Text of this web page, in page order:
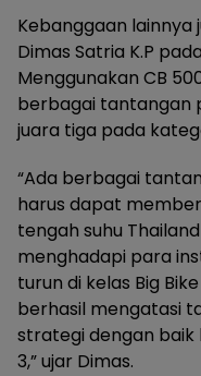
Kebanggaan
Dimas Satria K.P
Menggunakan CB
berbagai tantangan
juara tiga pada
“Ada berbagai
harus dapat
tengah suhu
menghadapi para
turun di kelas Big
berhasil mengatasi
strategi dengan
3,” ujar Dimas.